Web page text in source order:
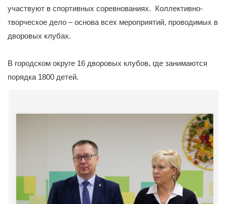
участвуют в спортивных соревнованиях. Коллективно-
творческое дело – основа всех мероприятий, проводимых в
дворовых клубах.
В городском округе 16 дворовых клубов, где занимаются
порядка 1800 детей.